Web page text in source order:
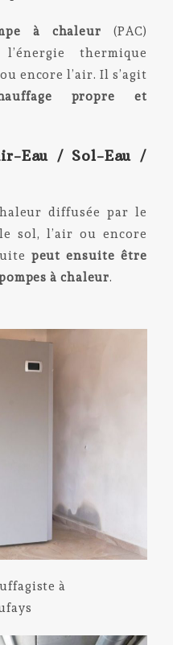
à chaleur(PAC)
thermique
encore l’air. Il s’agit
propre et
Eau / Sol-Eau /
diffusée par le
sol, l’air ou encore
peut ensuite être
à chaleur.